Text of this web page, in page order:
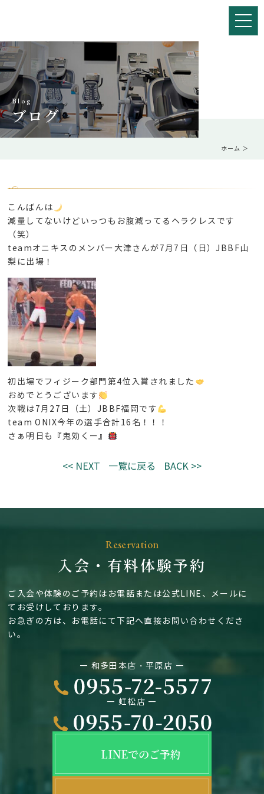
Blog
ブログ
ホーム ＞
こんばんは
減量してないけどいっつもお腹減ってるヘラクレスです
（笑）
teamオニキスのメンバー大津さんが7月7日（日）JBBF山
梨に出場！
初出場でフィジーク部門第4位入賞されました
おめでとうございます
次戦は7月27日（土）JBBF福岡です
team ONIX今年の選手合計16名！！！
さぁ明日も『鬼効くー』
<< NEXT 一覧に戻る BACK >>
Reservation
入会・有料体験予約
ご入会や体験のご予約はお電話または公式LINE、メールに
てお受けしております。
お急ぎの方は、お電話にて下記へ直接お問い合わせくださ
い。
― 和多田本店・平原店 ―
― 虹松店 ―
LINEでのご予約